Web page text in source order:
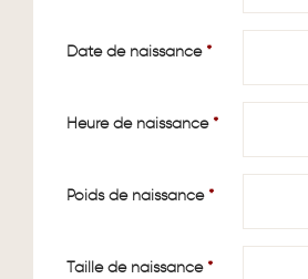
Date de naissance *
Heure de naissance *
Poids de naissance *
Taille de naissance *